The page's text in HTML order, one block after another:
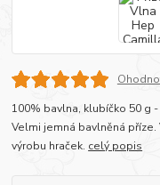
100% bavlna, klubíčko 50 g
Velmi jemná bavlněná
výrobu hraček. celý popis